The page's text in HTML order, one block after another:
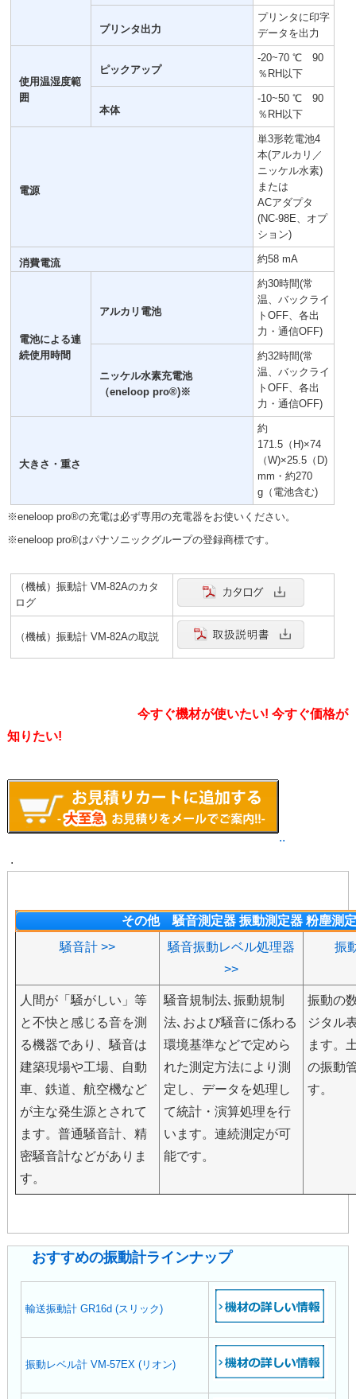
プリンタ出力
プリンタに印字
データを出力
使用温湿度範
囲
ピックアップ
-20~70 ℃ 90
％RH以下
本体
-10~50 ℃ 90
％RH以下
電源
単3形乾電池4
本(アルカリ／
ニッケル水素)
または
ACアダプタ
(NC-98E、オプ
ション)
消費電流 約58 mA
電池による連
続使用時間
アルカリ電池
約30時間(常
温、バックライ
トOFF、各出
力・通信OFF)
ニッケル水素充電池
（eneloop pro®)※
約32時間(常
温、バックライ
トOFF、各出
力・通信OFF)
大きさ・重さ
約
171.5（H)×74
（W)×25.5（D)
mm・約270
g（電池含む)
※eneloop pro®の充電は必ず専用の充電器をお使いください。
※eneloop pro®はパナソニックグループの登録商標です。
（機械）振動計 VM-82Aのカタ
ログ
（機械）振動計 VM-82Aの取説
今すぐ機材が使いたい! 今すぐ価格が
知りたい!
..
.
その他 騒音測定器 振動測定器 粉塵測
騒音計 >>
騒音振動レベル処理器
>>
振
人間が「騒がしい」等
と不快と感じる音を測
る機器であり、騒音は
建築現場や工場、自動
車、鉄道、航空機など
が主な発生源とされて
ます。普通騒音計、精
密騒音計などがありま
す。
騒音規制法､振動規制
法､および騒音に係わる
環境基準などで定めら
れた測定方法により測
定し、データを処理し
て統計・演算処理を行
います。連続測定が可
能です。
振動の
ジタル
ます。
の振動
す。
おすすめの振動計ラインナップ
輸送振動計 GR16d (スリック)
振動レベル計 VM-57EX (リオン)